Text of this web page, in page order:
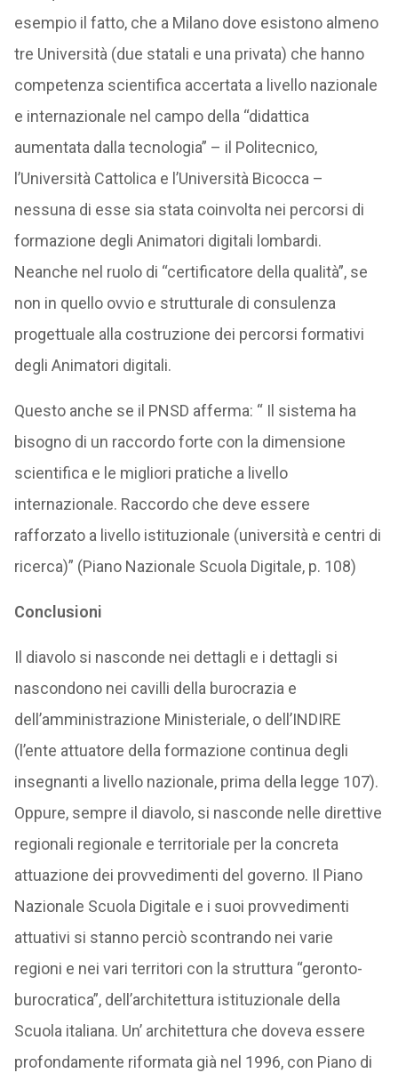
esempio il fatto, che a Milano dove esistono almeno
tre Università (due statali e una privata) che hanno
competenza scientifica accertata a livello nazionale
e internazionale nel campo della “didattica
aumentata dalla tecnologia” – il Politecnico,
l’Università Cattolica e l’Università Bicocca –
nessuna di esse sia stata coinvolta nei percorsi di
formazione degli Animatori digitali lombardi.
Neanche nel ruolo di “certificatore della qualità”, se
non in quello ovvio e strutturale di consulenza
progettuale alla costruzione dei percorsi formativi
degli Animatori digitali.
Questo anche se il PNSD afferma: “ Il sistema ha
bisogno di un raccordo forte con la dimensione
scientifica e le migliori pratiche a livello
internazionale. Raccordo che deve essere
rafforzato a livello istituzionale (università e centri di
ricerca)” (Piano Nazionale Scuola Digitale, p. 108)
Conclusioni
Il diavolo si nasconde nei dettagli e i dettagli si
nascondono nei cavilli della burocrazia e
dell’amministrazione Ministeriale, o dell’INDIRE
(l’ente attuatore della formazione continua degli
insegnanti a livello nazionale, prima della legge 107).
Oppure, sempre il diavolo, si nasconde nelle direttive
regionali regionale e territoriale per la concreta
attuazione dei provvedimenti del governo. Il Piano
Nazionale Scuola Digitale e i suoi provvedimenti
attuativi si stanno perciò scontrando nei varie
regioni e nei vari territori con la struttura “geronto-
burocratica”, dell’architettura istituzionale della
Scuola italiana. Un’ architettura che doveva essere
profondamente riformata già nel 1996, con Piano di